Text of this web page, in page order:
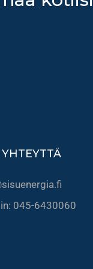
045-6430060